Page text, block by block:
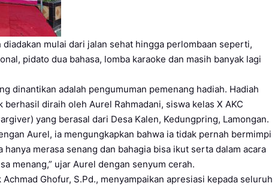
mulai dari jalan sehat hingga perlombaan seperti,
pidato dua bahasa, lomba karaoke dan masih banyak lagi
dinantikan adalah pengumuman pemenang hadiah. Hadiah
diraih oleh Aurel Rahmadani, siswa kelas X AKC
yang berasal dari Desa Kalen, Kedungpring, Lamongan.
Aurel, ia mengungkapkan bahwa ia tidak pernah bermimpi
hanya merasa senang dan bahagia bisa ikut serta dalam acara
menang,” ujar Aurel dengan senyum cerah.
Achmad Ghofur, S.Pd., menyampaikan apresiasi kepada seluruh